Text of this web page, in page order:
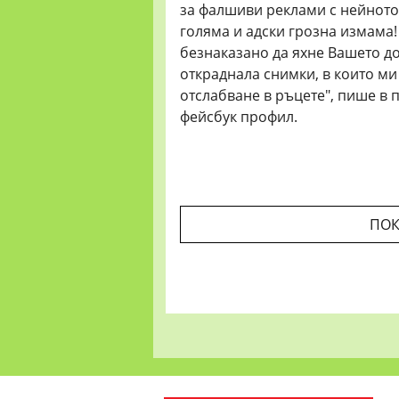
за фалшиви реклами с
голяма и адски грозна
безнаказано да яхне Вашето
откраднала снимки, в които
отслабване в ръцете", пише в
фейсбук профил.